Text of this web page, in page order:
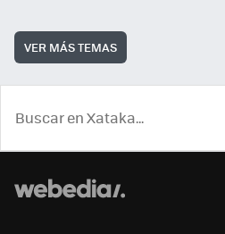
VER MÁS TEMAS